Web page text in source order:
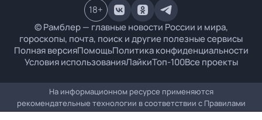
© Рамблер — главные новости России и мира,
гороскопы, почта, поиск и другие полезные сервисы
Полная версияПомощьПолитика конфиденциальности
Условия использованияЛайкиТоп-100Все проекты
18+
На информационном ресурсе применяются
рекомендательные технологии в соответствии с Правилами